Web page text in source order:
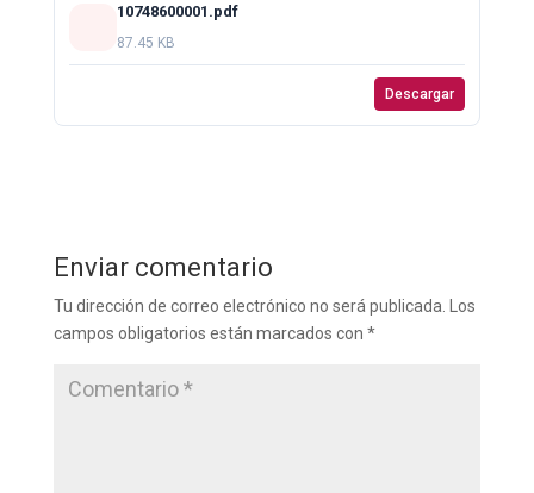
10748600001.pdf
87.45 KB
Descargar
Enviar comentario
Tu dirección de correo electrónico no será publicada.
Los
campos obligatorios están marcados con *